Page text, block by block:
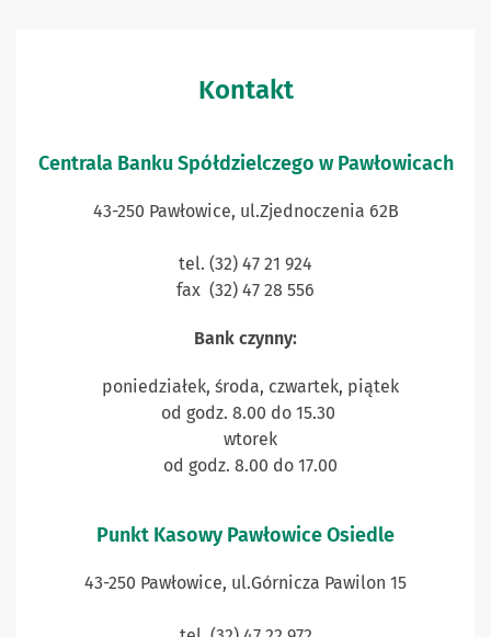
Kontakt
Centrala Banku Spółdzielczego w Pawłowicach
43-250 Pawłowice, ul.Zjednoczenia 62B
tel. (32) 47 21 924
fax (32) 47 28 556
Bank czynny:
poniedziałek, środa, czwartek, piątek
od godz. 8.00 do 15.30
wtorek
od godz. 8.00 do 17.00
Punkt Kasowy Pawłowice Osiedle
43-250 Pawłowice, ul.Górnicza Pawilon 15